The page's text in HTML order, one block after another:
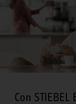
Con STIEBEL